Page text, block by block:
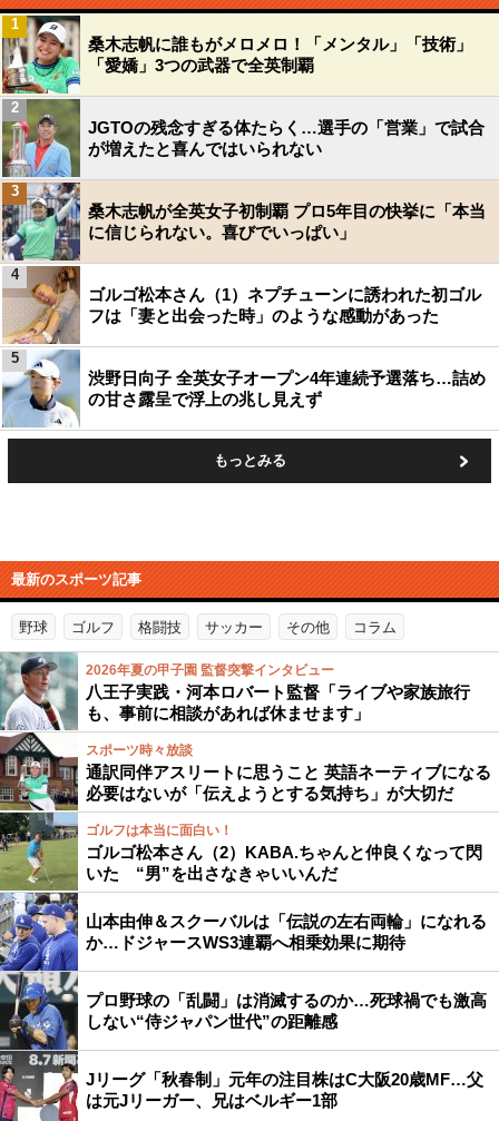
桑木志帆に誰もがメロメロ！「メンタル」「技術」
「愛嬌」3つの武器で全英制覇
1
JGTOの残念すぎる体たらく…選手の「営業」で試合
が増えたと喜んではいられない
2
桑木志帆が全英女子初制覇 プロ5年目の快挙に「本当
に信じられない。喜びでいっぱい」
3
ゴルゴ松本さん（1）ネプチューンに誘われた初ゴル
フは「妻と出会った時」のような感動があった
4
渋野日向子 全英女子オープン4年連続予選落ち…詰め
の甘さ露呈で浮上の兆し見えず
5
もっとみる
最新のスポーツ記事
野球 ゴルフ 格闘技 サッカー その他 コラム
2026年夏の甲子園 監督突撃インタビュー
八王子実践・河本ロバート監督「ライブや家族旅行
も、事前に相談があれば休ませます」
スポーツ時々放談
通訳同伴アスリートに思うこと 英語ネーティブになる
必要はないが「伝えようとする気持ち」が大切だ
ゴルフは本当に面白い！
ゴルゴ松本さん（2）KABA.ちゃんと仲良くなって閃
いた “男”を出さなきゃいいんだ
山本由伸＆スクーバルは「伝説の左右両輪」になれる
か…ドジャースWS3連覇へ相乗効果に期待
プロ野球の「乱闘」は消滅するのか…死球禍でも激高
しない“侍ジャパン世代”の距離感
Jリーグ「秋春制」元年の注目株はC大阪20歳MF…父
は元Jリーガー、兄はベルギー1部